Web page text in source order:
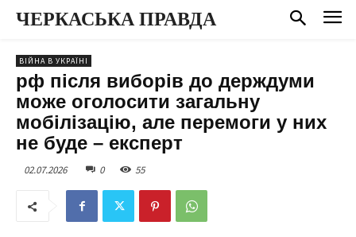
ЧЕРКАСЬКА ПРАВДА
ВІЙНА В УКРАЇНІ
рф після виборів до держдуми
може оголосити загальну
мобілізацію, але перемоги у них
не буде – експерт
02.07.2026 0 55